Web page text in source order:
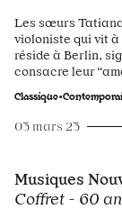
Les sœurs
violoniste qui vit
réside à Berlin,
consacre leur
03 mars 23
Musiques
Coffret - 60